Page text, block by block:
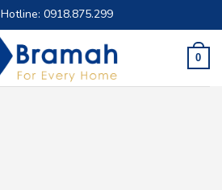
Hotline: 0918.875.299
0